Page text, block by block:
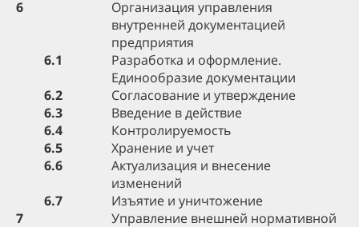
6
Организация управления
внутренней документацией
предприятия
6.1
Разработка и оформление.
Единообразие документации
6.2
Согласование и утверждение
6.3
Введение в действие
6.4
Контролируемость
6.5
Хранение и учет
6.6
Актуализация и внесение
изменений
6.7
Изъятие и уничтожение
7
Управление внешней нормативной